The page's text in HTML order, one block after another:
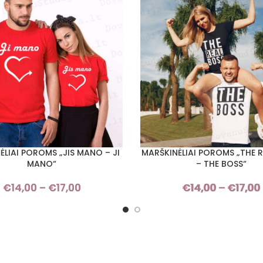
SAVYBESPOROMS „JIS MANO – JI
MANO“
€14,00 – €17,00
€14,00
PASIRINKTI SAVYBES
MARŠKINĖLIAI POROMS „THE
– THE BOSS“
€14,00 – €17,00